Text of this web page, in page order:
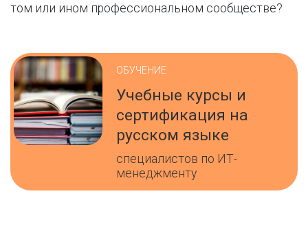
том или ином профессиональном сообществе?
ОБУЧЕНИЕ
Учебные курсы и
сертификация на
русском языке
специалистов по ИТ-
менеджменту